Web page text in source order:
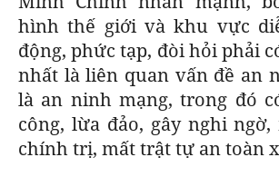
hình thế giới và khu vực
động, phức tạp, đòi hỏi phải
nhất là liên quan vấn đề an
là an ninh mạng, trong đó
công, lừa đảo, gây nghi
chính trị, mất trật tự an toàn